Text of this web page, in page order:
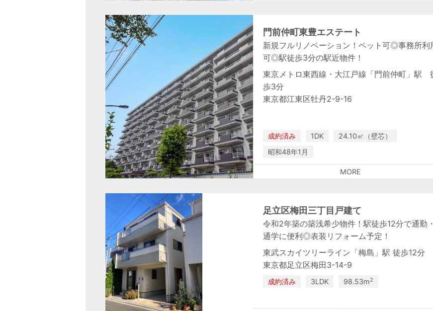
門前仲町東豊エステート
新規フルリノベーション！ペット可◎事務所利
可◎駅徒歩3分の駅近物件！
東京メトロ東西線・大江戸線「門前仲町」駅
歩3分
東京都江東区牡丹2-9-16
成約済み 1DK
24.10㎡（壁芯）
昭和48年1月
MORE
足立区梅田三丁目戸建て
令和2年築の築浅希少物件！駅徒歩12分で通勤・
通学に便利◎表装リフォーム予定！
東武スカイツリーライン「梅島」駅 徒歩12分
東京都足立区梅田3-14-9
成約済み 3LDK 98.53m2